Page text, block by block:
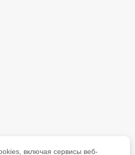
включая сервисы веб-